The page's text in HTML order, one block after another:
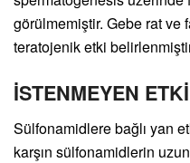
görülmemiştir. Gebe rat ve
teratojenik etki
İSTENMEYEN
Sülfonamidlere bağlı yan
karşın sülfonamidlerin